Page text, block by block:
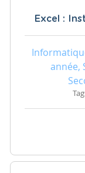
Excel :
année,